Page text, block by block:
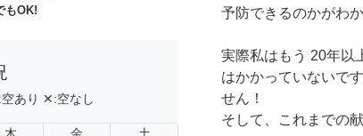
もOK!
空あり ✕:空なし
木 金 土
予防できるのかがわか
実際私はもう 20年以
はかかっていないで
せん！
そして、これまでの